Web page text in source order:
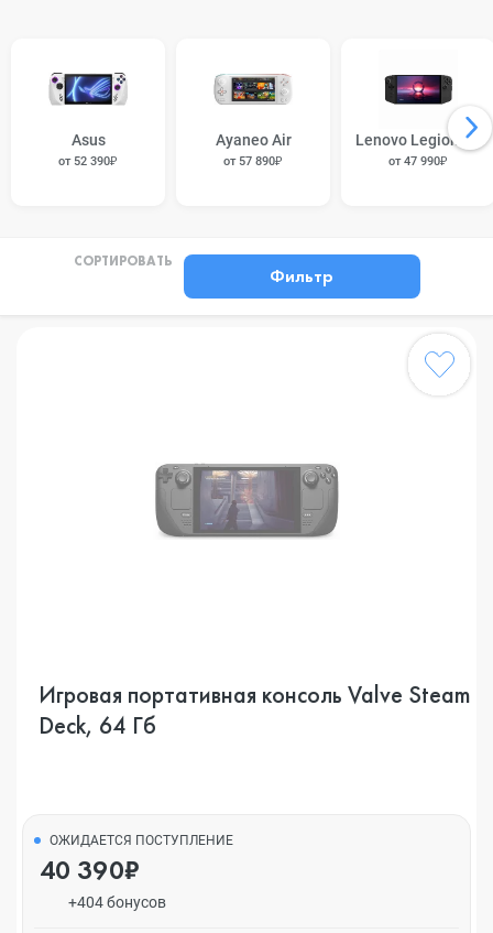
Asus
от 52 390₽
Ayaneo Air
от 57 890₽
Lenovo Legion Go
от 47 990₽
СОРТИРОВАТЬ
Фильтр
Игровая портативная консоль Valve Steam
Deck, 64 Гб
ОЖИДАЕТСЯ ПОСТУПЛЕНИЕ
40 390₽
+404 бонусов